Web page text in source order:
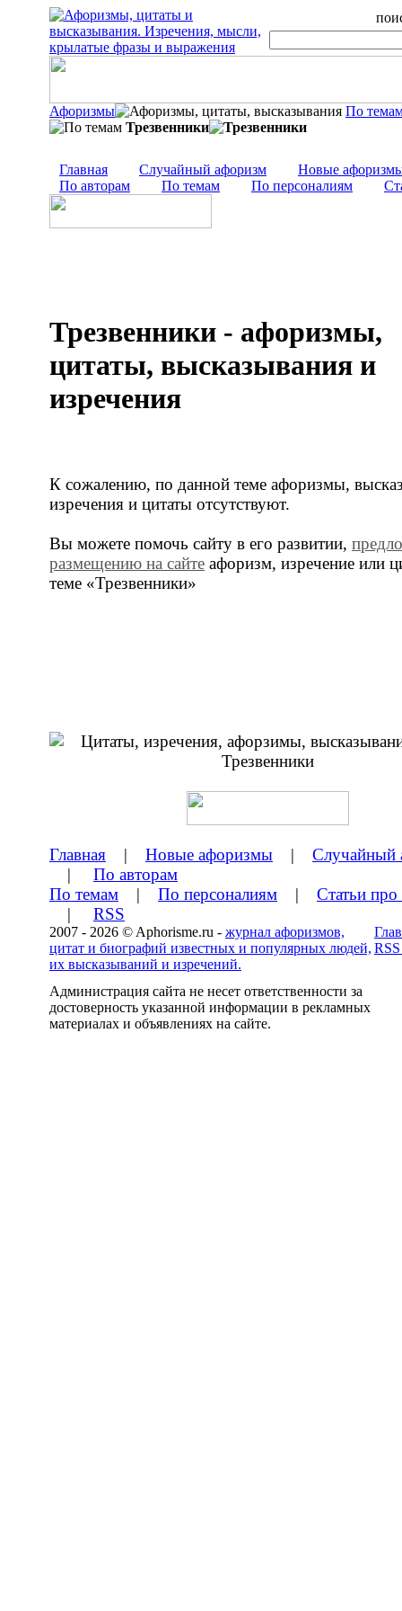
Афоризмы
По
Трезвенники
Главная Случайный афоризм
Новые
По авторам
По темам По персоналиям
Трезвенники - афоризмы,
цитаты, высказывания и
изречения
К сожалению, по данной теме афоризмы,
изречения и цитаты отсутствуют.
Вы можете помочь сайту в его развитии,
размещению на сайте афоризм, изречение или
теме «Трезвенники»
Главная | Новые афоризмы | Случайный
| По авторам
По темам | По персоналиям | Статьи
| RSS
2007 - 2026 © Aphorisme.ru - журнал афоризмов,
цитат и биографий известных и популярных людей,
их высказываний и изречений.
Администрация сайта не несет ответственности за
достоверность указанной информации в рекламных
материалах и объявлениях на сайте.